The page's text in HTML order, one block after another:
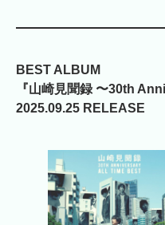
BEST ALBUM
『⼭崎⾒聞録 〜30th
2025.09.25 RELEASE